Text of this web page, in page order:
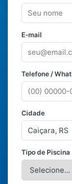
E-mail
Telefone /
Cidade
Tipo de Piscina